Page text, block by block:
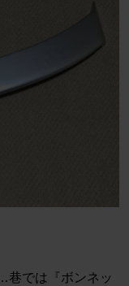
巷では『ボンネッ